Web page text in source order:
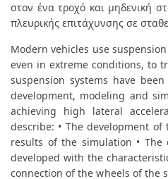
στον ένα τροχό και μηδενική
πλευρικής επιτάχυνσης σε
Modern vehicles use
even in extreme conditions, to
suspension systems have
development, modeling and
achieving high lateral
describe: • The development
results of the simulation •
developed with the
connection of the wheels of the